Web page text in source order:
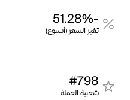
-51.28%
تغير السعر (أسبوع)
#798
شعبية العملة